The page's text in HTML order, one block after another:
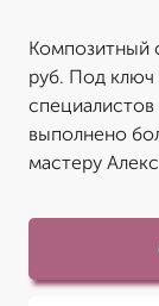
Композитный
руб. Под ключ
выполнено
мастеру